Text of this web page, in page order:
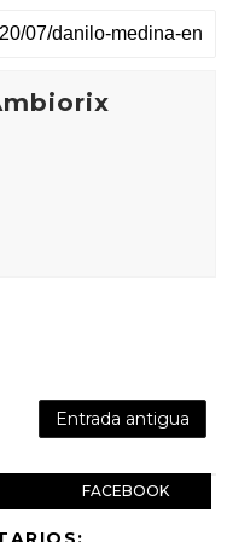
Entrada antigua
FACEBOOK